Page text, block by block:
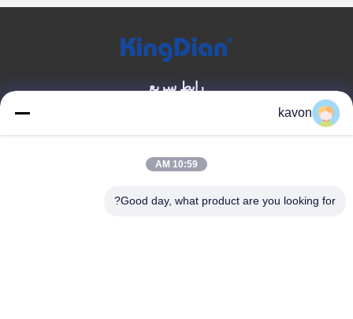
رابط سريع
محرك الحالة الصلبة للمستهلك
kavon
10:59 AM
Good day, what product are you looking for?